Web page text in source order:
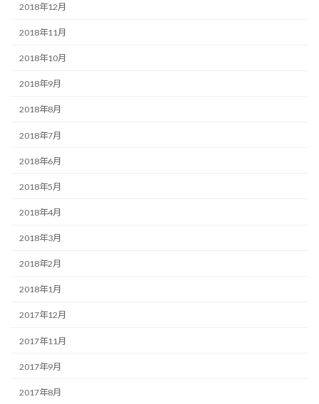
2018年12月
2018年11月
2018年10月
2018年9月
2018年8月
2018年7月
2018年6月
2018年5月
2018年4月
2018年3月
2018年2月
2018年1月
2017年12月
2017年11月
2017年9月
2017年8月